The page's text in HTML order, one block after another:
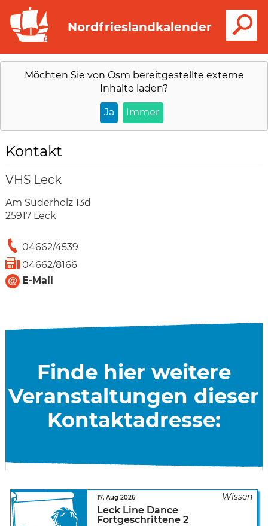
Nordfrieslandkalender
Möchten Sie von Osm bereitgestellte externe
Inhalte laden?
Ja Immer
Am Süderholz 13d
25917 Leck
04662/4539
04662/8166
E-Mail
VHS Leck
Kontakt
Finde hier weitere
Veranstaltungen dieser
Kontaktadresse:
Leck Line Dance
Fortgeschrittene 2
17. Aug 2026